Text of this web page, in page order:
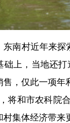
东南村近年来
础上，当地还
，仅此一项年
将和市农科院
集体经济带来